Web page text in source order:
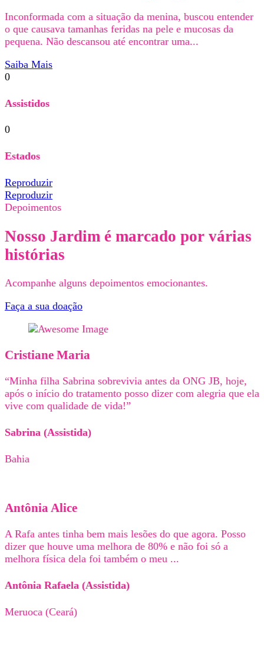
Inconformada com a situação da menina, buscou entender
o que causava tamanhas feridas na pele e mucosas da
pequena. Não descansou até encontrar uma...
Saiba Mais
0
Assistidos
0
Estados
Reproduzir
Reproduzir
Depoimentos
Nosso Jardim é marcado por várias
histórias
Acompanhe alguns depoimentos emocionantes.
Faça a sua doação
Cristiane Maria
“Minha filha Sabrina sobrevivia antes da ONG JB, hoje,
após o início do tratamento posso dizer com alegria que ela
vive com qualidade de vida!”
Sabrina (Assistida)
Bahia
Antônia Alice
A Rafa antes tinha bem mais lesões do que agora. Posso
dizer que houve uma melhora de 80% e não foi só a
melhora física dela foi também o meu ...
Antônia Rafaela (Assistida)
Meruoca (Ceará)